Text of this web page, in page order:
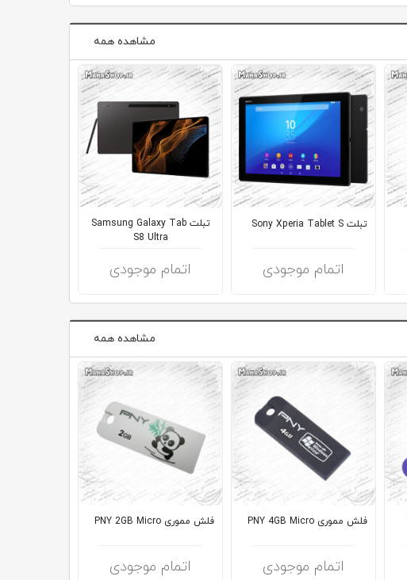
مشاهده همه
تبلت Sony Xperia Tablet S
اتمام موجودی
تبلت Samsung Galaxy Tab
S8 Ultra
اتمام موجودی
مشاهده همه
فلش مموری PNY 4GB Micro
اتمام موجودی
فلش مموری PNY 2GB Micro
اتمام موجودی